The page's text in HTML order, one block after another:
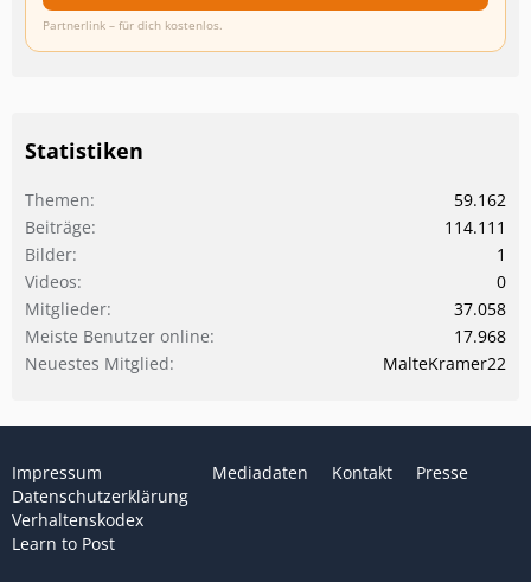
Partnerlink – für dich kostenlos.
Statistiken
Themen
59.162
Beiträge
114.111
Bilder
1
Videos
0
Mitglieder
37.058
Meiste Benutzer online
17.968
Neuestes Mitglied
MalteKramer22
Impressum
Datenschutzerklärung
Verhaltenskodex
Learn to Post
Mediadaten Kontakt Presse